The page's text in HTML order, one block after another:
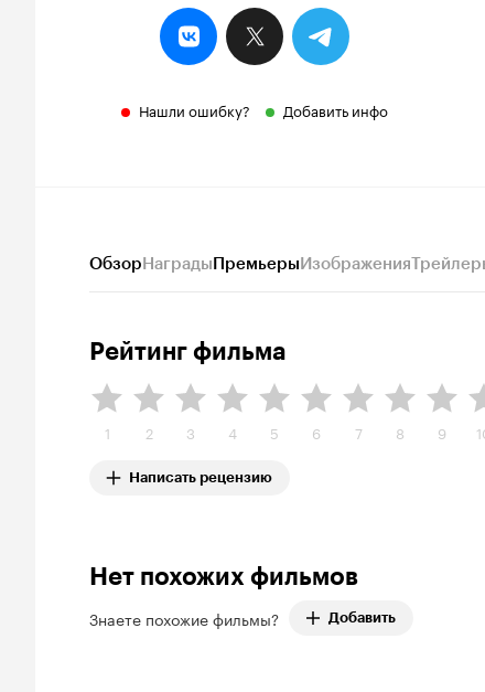
Нашли ошибку? Добавить инфо
ОбзорНаградыПремьерыИзображения
Рейтинг фильма
1 2 3 4 5 6 7 8 9
Написать рецензию
Нет похожих фильмов
Знаете похожие фильмы? Добавить